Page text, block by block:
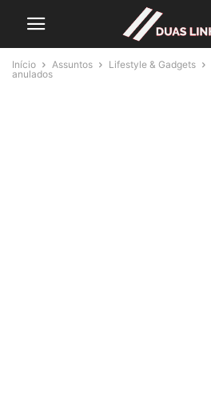
Início Assuntos Lifestyle & Gadgets
anulados